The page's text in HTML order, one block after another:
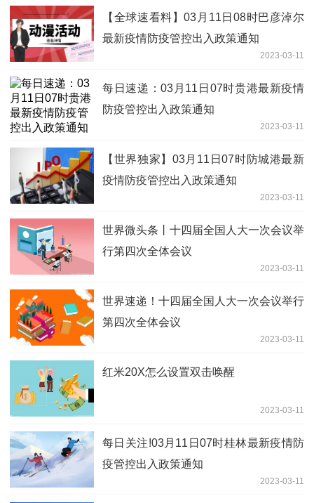
【全球速看料】03月11日08时巴彦淖尔
最新疫情防疫管控出入政策通知
2023-03-11
每日速递：03月11日07时贵港最新疫情
防疫管控出入政策通知
2023-03-11
【世界独家】03月11日07时防城港最新
疫情防疫管控出入政策通知
2023-03-11
世界微头条丨十四届全国人大一次会议举
行第四次全体会议
2023-03-11
世界速递！十四届全国人大一次会议举行
第四次全体会议
2023-03-11
红米20X怎么设置双击唤醒
2023-03-11
每日关注!03月11日07时桂林最新疫情防
疫管控出入政策通知
2023-03-11